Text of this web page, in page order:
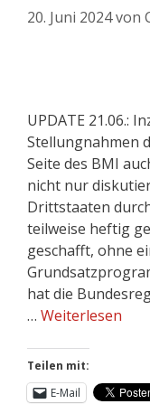
20. Juni 2024von
UPDATE 21.06.:
Stellungnahmen
Seite des BMI
nicht nur
Drittstaaten
teilweise heftig
geschafft, ohne
hat die
… Weiterlesen
Teilen mit:
E-Mail